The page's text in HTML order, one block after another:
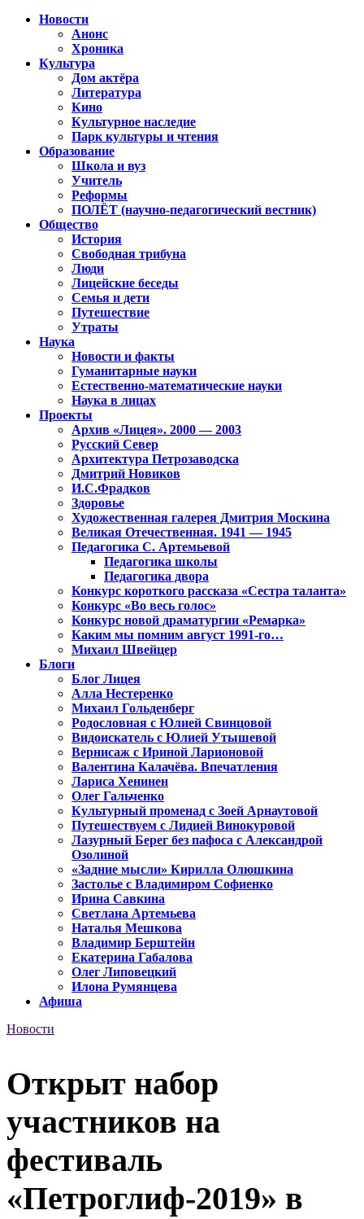
Новости
Анонс
Хроника
Культура
Дом актёра
Литература
Кино
Культурное наследие
Парк культуры и чтения
Образование
Школа и вуз
Учитель
Реформы
ПОЛЁТ (научно-педагогический вестник)
Общество
История
Свободная трибуна
Люди
Лицейские беседы
Семья и дети
Путешествие
Утраты
Наука
Новости и факты
Гуманитарные науки
Естественно-математические науки
Наука в лицах
Проекты
Архив «Лицея». 2000 — 2003
Русский Север
Архитектура Петрозаводска
Дмитрий Новиков
И.С.Фрадков
Здоровье
Художественная галерея Дмитрия Москина
Великая Отечественная. 1941 — 1945
Педагогика С. Артемьевой
Педагогика школы
Педагогика двора
Конкурс короткого рассказа «Сестра таланта»
Конкурс «Во весь голос»
Конкурс новой драматургии «Ремарка»
Каким мы помним август 1991-го…
Михаил Швейцер
Блоги
Блог Лицея
Алла Нестеренко
Михаил Гольденберг
Родословная с Юлией Свинцовой
Видоискатель с Юлией Утышевой
Вернисаж с Ириной Ларионовой
Валентина Калачёва. Впечатления
Лариса Хенинен
Олег Гальченко
Культурный променад с Зоей Арнаутовой
Путешествуем с Лидией Винокуровой
Лазурный Берег без пафоса с Александрой
Озолиной
«Задние мысли» Кирилла Олюшкина
Застолье с Владимиром Софиенко
Ирина Савкина
Светлана Артемьева
Наталья Мешкова
Владимир Берштейн
Екатерина Габалова
Олег Липовецкий
Илона Румянцева
Афиша
Новости
Открыт набор
участников на
фестиваль
«Петроглиф-2019» в